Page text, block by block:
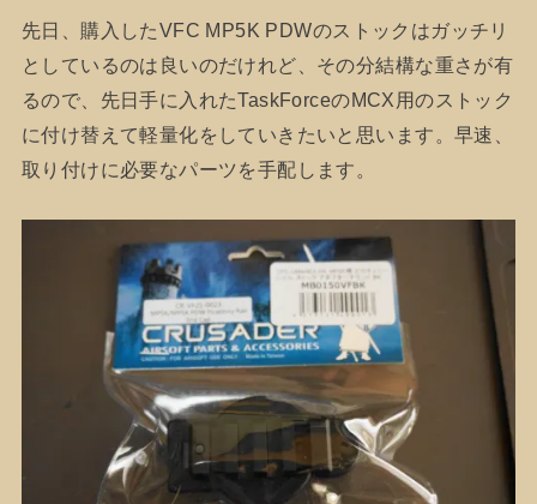
先日、購入したVFC MP5K PDWのストックはガッチリ
としているのは良いのだけれど、その分結構な重さが有
るので、先日手に入れたTaskForceのMCX用のストック
に付け替えて軽量化をしていきたいと思います。早速、
取り付けに必要なパーツを手配します。